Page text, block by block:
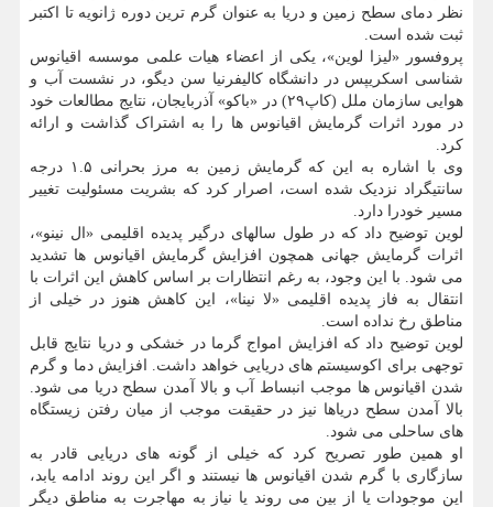
نظر دمای سطح زمین و دریا به عنوان گرم ترین دوره ژانویه تا اکتبر
ثبت شده است.
پروفسور «لیزا لوین»، یکی از اعضاء هیات علمی موسسه اقیانوس
شناسی اسکریپس در دانشگاه کالیفرنیا سن دیگو، در نشست آب و
هوایی سازمان ملل (کاپ۲۹) در «باکو» آذربایجان، نتایج مطالعات خود
در مورد اثرات گرمایش اقیانوس ها را به اشتراک گذاشت و ارائه
کرد.
وی با اشاره به این که گرمایش زمین به مرز بحرانی ۱.۵ درجه
سانتیگراد نزدیک شده است، اصرار کرد که بشریت مسئولیت تغییر
مسیر خودرا دارد.
لوین توضیح داد که در طول سالهای درگیر پدیده اقلیمی «ال نینو»،
اثرات گرمایش جهانی همچون افزایش گرمایش اقیانوس ها تشدید
می شود. با این وجود، به رغم انتظارات بر اساس کاهش این اثرات با
انتقال به فاز پدیده اقلیمی «لا نینا»، این کاهش هنوز در خیلی از
مناطق رخ نداده است.
لوین توضیح داد که افزایش امواج گرما در خشکی و دریا نتایج قابل
توجهی برای اکوسیستم های دریایی خواهد داشت. افزایش دما و گرم
شدن اقیانوس ها موجب انبساط آب و بالا آمدن سطح دریا می شود.
بالا آمدن سطح دریاها نیز در حقیقت موجب از میان رفتن زیستگاه
های ساحلی می شود.
او همین طور تصریح کرد که خیلی از گونه های دریایی قادر به
سازگاری با گرم شدن اقیانوس ها نیستند و اگر این روند ادامه یابد،
این موجودات یا از بین می روند یا نیاز به مهاجرت به مناطق دیگر